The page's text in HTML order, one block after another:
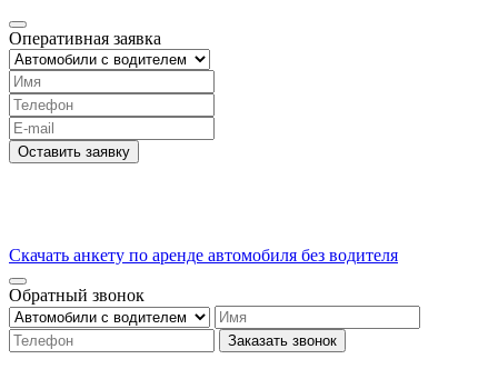
Оперативная заявка
Оставить заявку
Скачать анкету по аренде автомобиля без водителя
Обратный звонок
Заказать звонок